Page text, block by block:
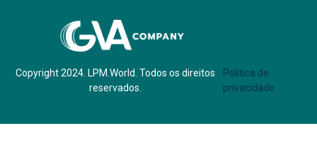
Copyright 2024. LPM.World. Todos os direitos
reservados.
Política de
privacidade.